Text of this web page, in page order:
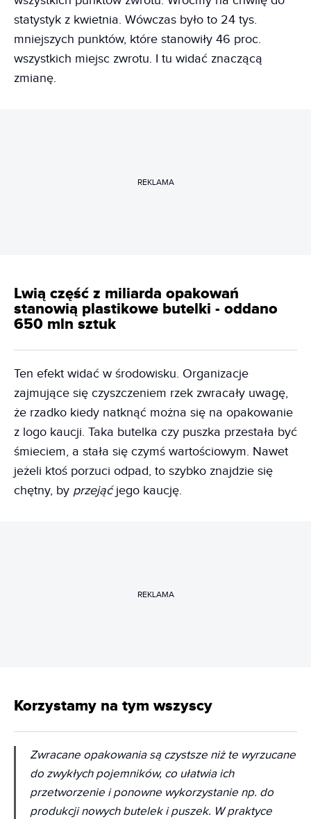
statystyk z kwietnia. Wówczas było to 24 tys.
mniejszych punktów, które stanowiły 46 proc.
wszystkich miejsc zwrotu. I tu widać znaczącą
zmianę.
REKLAMA
Lwią część z miliarda opakowań
stanowią plastikowe butelki - oddano
650 mln sztuk
Ten efekt widać w środowisku. Organizacje
zajmujące się czyszczeniem rzek zwracały uwagę,
że rzadko kiedy natknąć można się na opakowanie
z logo kaucji. Taka butelka czy puszka przestała być
śmieciem, a stała się czymś wartościowym. Nawet
jeżeli ktoś porzuci odpad, to szybko znajdzie się
chętny, by przejąćjego kaucję.
REKLAMA
Korzystamy na tym wszyscy
Zwracane opakowania są czystsze niż te wyrzucane
do zwykłych pojemników, co ułatwia ich
przetworzenie i ponowne wykorzystanie np. do
produkcji nowych butelek i puszek. W praktyce